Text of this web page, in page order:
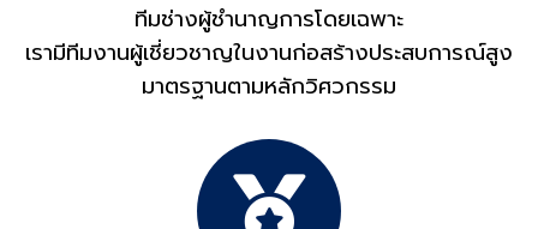
ทีมช่างผู้ชำนาญการโดยเฉพาะ
เรามีทีมงานผู้เชี่ยวชาญในงานก่อสร้างประสบการณ์สูง
มาตรฐานตามหลักวิศวกรรม